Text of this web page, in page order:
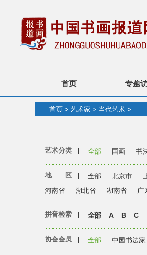
首页 专题
首页 > 艺术家 > 当代艺术 >
艺术分类 | 全部 国画 书
地 区 | 全部 北京市
河南省
湖北省 湖南省 广
拼音检索 | 全部 A B C
协会会员 | 全部 中国书法家